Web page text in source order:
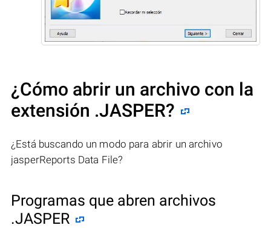
¿Cómo abrir un archivo con la
extensión .JASPER?
¿Está buscando un modo para abrir un archivo
jasperReports Data File?
Programas que abren archivos
.JASPER